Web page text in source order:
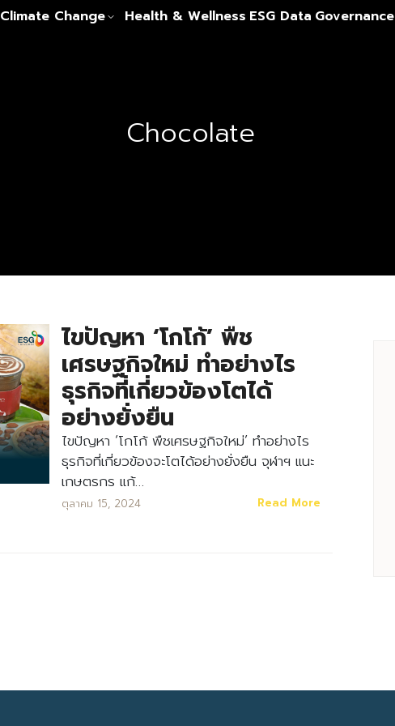
Climate Change Health & Wellness ESG Data Governance
Search
Search
Chocolate
ไขปัญหา ‘โกโก้’ พืช
เศรษฐกิจใหม่ ทำอย่างไร
ธุรกิจที่เกี่ยวข้องโตได้
อย่างยั่งยืน
ไขปัญหา ‘โกโก้ พืชเศรษฐกิจใหม่’ ทำอย่างไร
ธุรกิจที่เกี่ยวข้องจะโตได้อย่างยั่งยืน จุฬาฯ แนะ
เกษตรกร แก้…
ตุลาคม 15, 2024 Read More